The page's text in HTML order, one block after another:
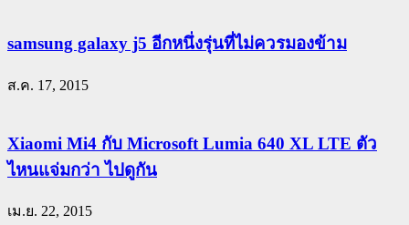
samsung galaxy j5 อีกหนึ่งรุ่นที่ไม่ควรมองข้าม
ส.ค. 17, 2015
Xiaomi Mi4 กับ Microsoft Lumia 640 XL LTE ตัว
ไหนแจ่มกว่า ไปดูกัน
เม.ย. 22, 2015